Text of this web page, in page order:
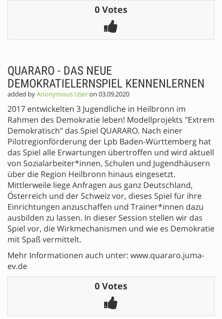
0 Votes
QUARARO - DAS NEUE
DEMOKRATIELERNSPIEL KENNENLERNEN
added byAnonymous Useron 03.09.2020
2017 entwickelten 3 Jugendliche in Heilbronn im
Rahmen des Demokratie leben! Modellprojekts "Extrem
Demokratisch" das Spiel QUARARO. Nach einer
Pilotregionförderung der Lpb Baden-Württemberg hat
das Spiel alle Erwartungen übertroffen und wird aktuell
von Sozialarbeiter*innen, Schulen und Jugendhäusern
über die Region Heilbronn hinaus eingesetzt.
Mittlerweile liege Anfragen aus ganz Deutschland,
Österreich und der Schweiz vor, dieses Spiel für ihre
Einrichtungen anzuschaffen und Trainer*innen dazu
ausbilden zu lassen. In dieser Session stellen wir das
Spiel vor, die Wirkmechanismen und wie es Demokratie
mit Spaß vermittelt.
Mehr Informationen auch unter: www.quararo.juma-
ev.de
0 Votes